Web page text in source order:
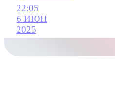
22:05
6 ИЮН
2025